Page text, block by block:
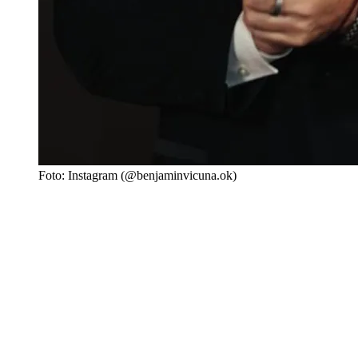
Foto: Instagram (@benjaminvicuna.ok)